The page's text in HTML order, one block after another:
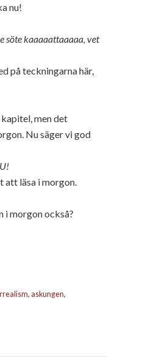
nu!
söte kaaaaattaaaaa, vet
på teckningarna här,
men det
Nu säger vi god
att läsa i morgon.
i morgon också?
, askungen,